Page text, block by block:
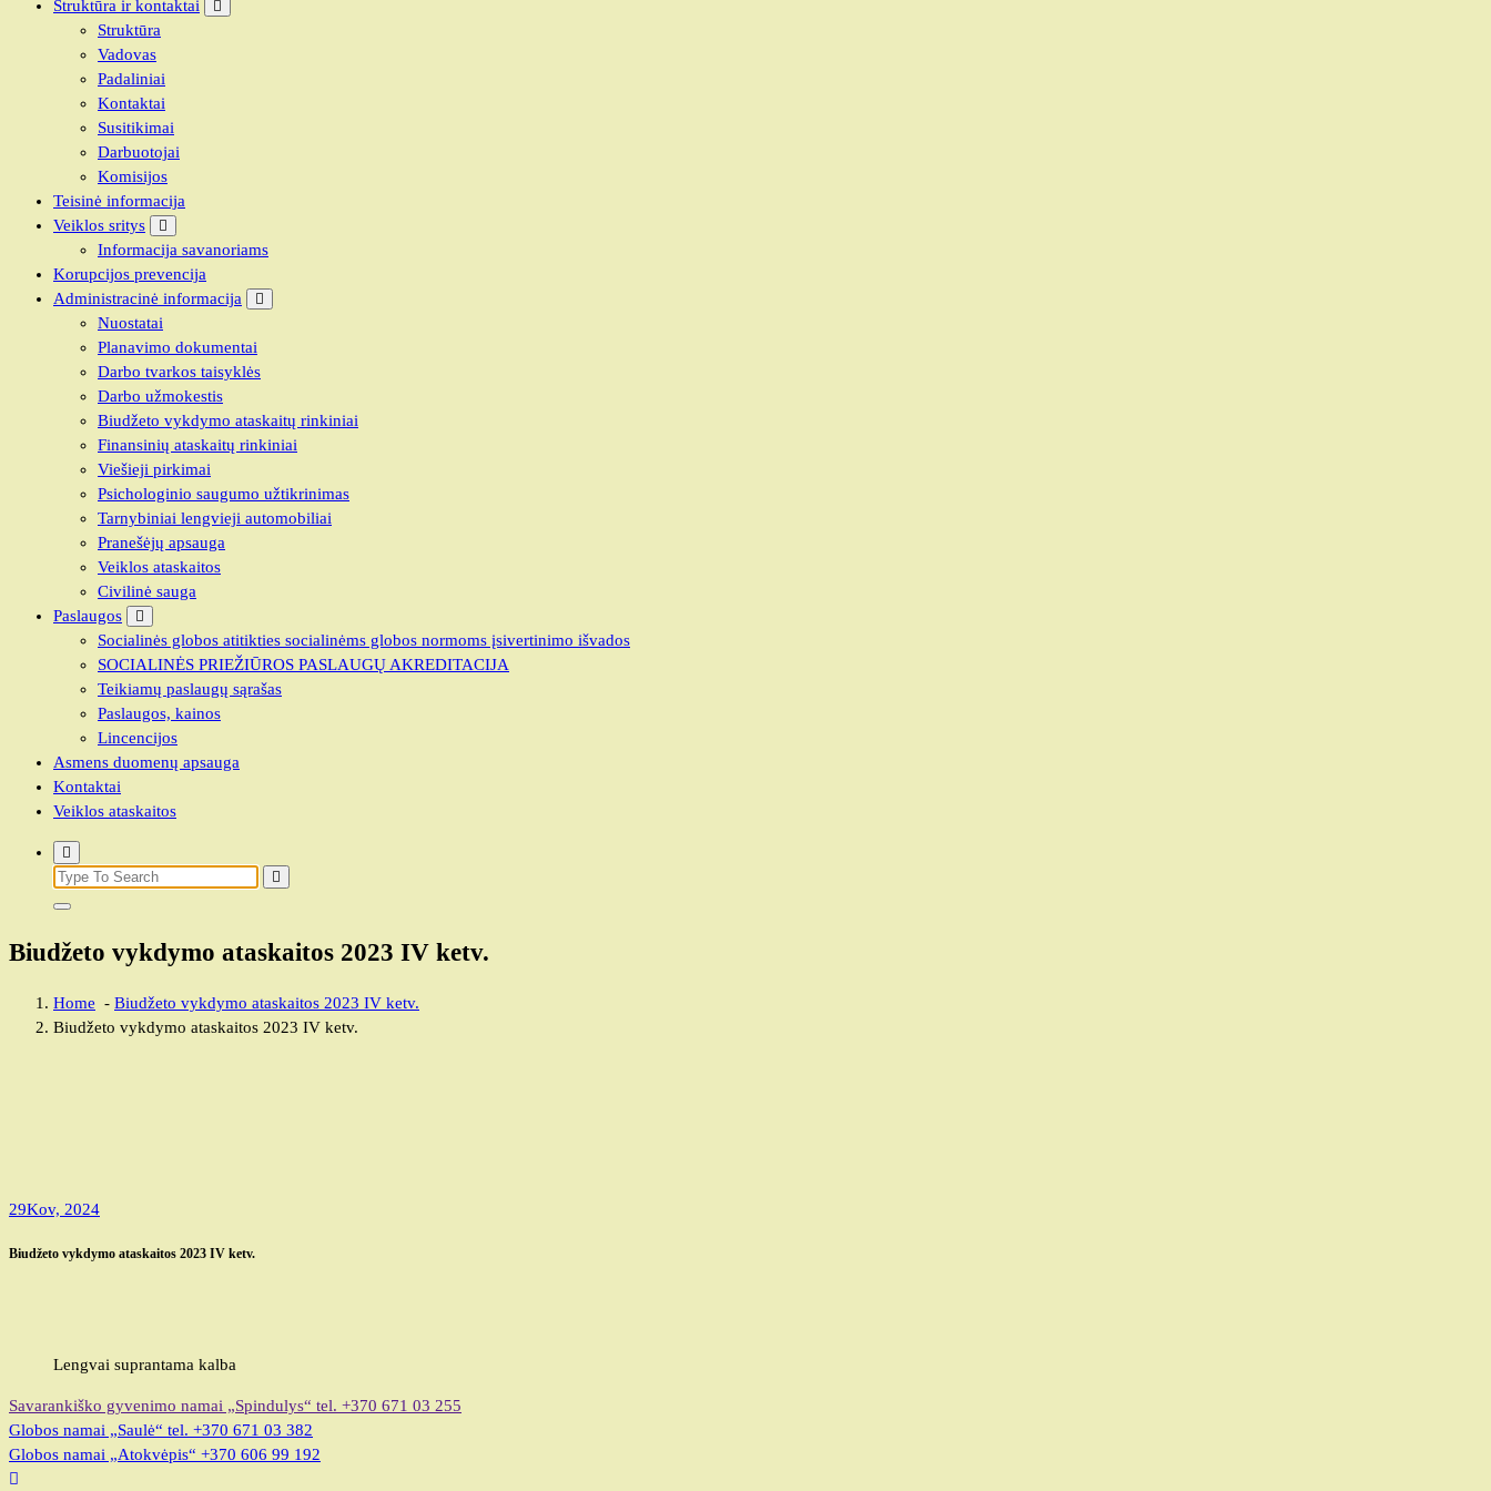
Struktūra ir kontaktai
Struktūra
Vadovas
Padaliniai
Kontaktai
Susitikimai
Darbuotojai
Komisijos
Teisinė informacija
Veiklos sritys
Informacija savanoriams
Korupcijos prevencija
Administracinė informacija
Nuostatai
Planavimo dokumentai
Darbo tvarkos taisyklės
Darbo užmokestis
Biudžeto vykdymo ataskaitų rinkiniai
Finansinių ataskaitų rinkiniai
Viešieji pirkimai
Psichologinio saugumo užtikrinimas
Tarnybiniai lengvieji automobiliai
Pranešėjų apsauga
Veiklos ataskaitos
Civilinė sauga
Paslaugos
Socialinės globos atitikties socialinėms globos normoms įsivertinimo išvados
SOCIALINĖS PRIEŽIŪROS PASLAUGŲ AKREDITACIJA
Teikiamų paslaugų sąrašas
Paslaugos, kainos
Lincencijos
Asmens duomenų apsauga
Kontaktai
Veiklos ataskaitos
Search
for:
Biudžeto vykdymo ataskaitos 2023 IV ketv.
Home - Biudžeto vykdymo ataskaitos 2023 IV ketv.
Biudžeto vykdymo ataskaitos 2023 IV ketv.
29Kov, 2024
Biudžeto vykdymo ataskaitos 2023 IV ketv.
Lengvai suprantama kalba
Savarankiško gyvenimo namai „Spindulys“ tel. +370 671 03 255
Globos namai „Saulė“ tel. +370 671 03 382
Globos namai „Atokvėpis“ +370 606 99 192